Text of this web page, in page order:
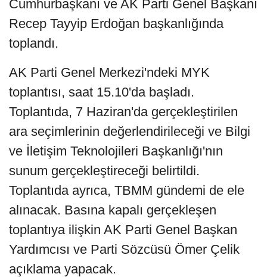
Cumhurbaşkanı ve AK Parti Genel Başkanı
Recep Tayyip Erdoğan başkanlığında
toplandı.
AK Parti Genel Merkezi'ndeki MYK
toplantısı, saat 15.10'da başladı.
Toplantıda, 7 Haziran'da gerçekleştirilen
ara seçimlerinin değerlendirileceği ve Bilgi
ve İletişim Teknolojileri Başkanlığı'nın
sunum gerçekleştireceği belirtildi.
Toplantıda ayrıca, TBMM gündemi de ele
alınacak. Basına kapalı gerçekleşen
toplantıya ilişkin AK Parti Genel Başkan
Yardımcısı ve Parti Sözcüsü Ömer Çelik
açıklama yapacak.